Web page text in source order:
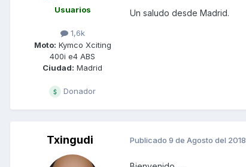
Usuarios
1,6k
Moto: Kymco Xciting
400i e4 ABS
Ciudad: Madrid
Donador
Un saludo desde Madrid.
Txingudi Publicado 9 de Agosto del 2018